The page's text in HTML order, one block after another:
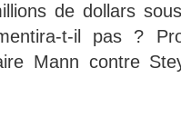
de dollars
t-il pas ?
Mann contre